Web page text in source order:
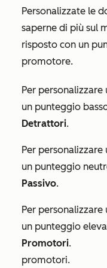
Personalizzate le
saperne di più sul
risposto con un
promotore.
Per
un punteggio
Detrattori.
Per
un punteggio
Passivo.
Per
un punteggio
Promotori.
promotori.